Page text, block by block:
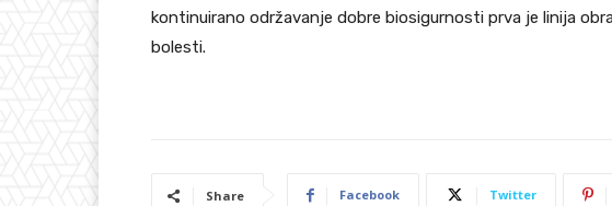
kontinuirano održavanje dobre biosigurnosti prva je linija
bolesti.
Share Facebook Twitter